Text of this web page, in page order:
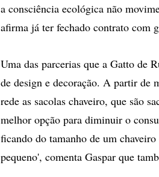
a consciência ecológica não
afirma já ter fechado contrato com
Uma das parcerias que a Gatto de
de design e decoração. A partir de
rede as sacolas chaveiro, que são
melhor opção para diminuir o
ficando do tamanho de um
pequeno', comenta Gaspar que